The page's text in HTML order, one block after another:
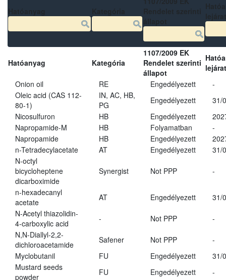
Hatóanyag Kategória
1107/2009 EK
Rendelet szerinti
állapot
Onion oil
RE Engedélyezett
-
Oleic acid (CAS 112-
80-1)
IN, AC, HB,
PG
Engedélyezett
31/
Nicosulfuron
HB Engedélyezett
Napropamide-M
HB Folyamatban
-
Napropamide
HB Engedélyezett
n-Tetradecylacetate
AT Engedélyezett
31/
N-octyl
bicycloheptene
dicarboximide
Synergist Not PPP -
n-hexadecanyl
acetate
AT Engedélyezett
31/
N-Acetyl thiazolidin-
4-carboxylic acid
- Not PPP
-
N,N-Diallyl-2,2-
dichloroacetamide
Safener Not PPP
-
Myclobutanil
FU Engedélyezett
31/
Mustard seeds
powder
FU Engedélyezett
-